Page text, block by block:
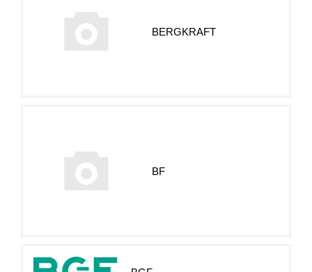
BERGKRAFT
BF